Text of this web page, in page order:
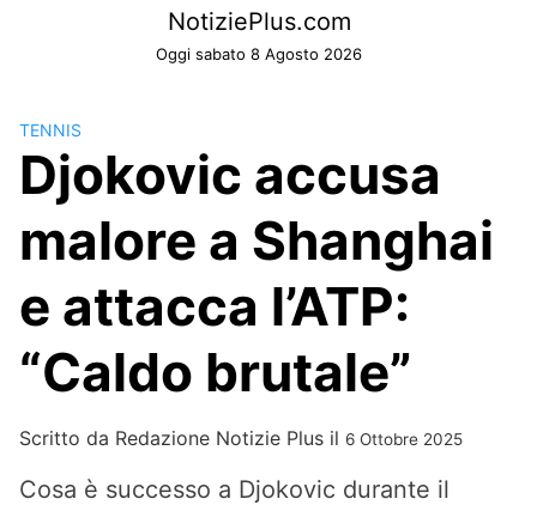
NotiziePlus.com
Oggi sabato 8 Agosto 2026
TENNIS
Djokovic accusa
malore a Shanghai
e attacca l’ATP:
“Caldo brutale”
Scritto da Redazione Notizie Plus il 6 Ottobre 2025
Cosa è successo a Djokovic durante il